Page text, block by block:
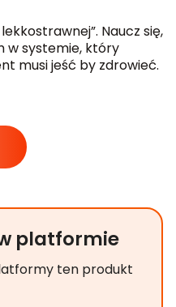
Naucz się,
w systemie, który
musi jeść by zdrowieć.
platformie
ten produkt